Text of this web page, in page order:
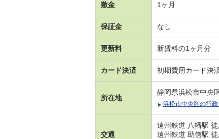
敷金 1ヶ月
保証金 なし
更新料 新賃料の1ヶ月分
カード決済 初期費用カード決
所在地
静岡県浜松市中央
浜松市中央区の行政
交通
遠州鉄道 八幡駅
遠州鉄道 助信駅